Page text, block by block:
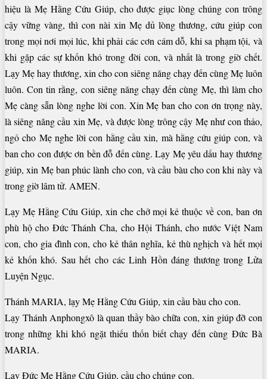
hiệu là Mẹ Hằng Cứu Giúp, cho được giục lòng chúng con trông
cậy vững vàng, thì con nài xin Mẹ dủ lòng thương, cứu giúp con
trong mọi nơi mọi lúc, khi phải các cơn cám dỗ, khi sa phạm tội, và
khi gặp các sự khốn khó trong đời con, và nhất là trong giờ chết.
Lạy Mẹ hay thương, xin cho con siêng năng chạy đến cùng Mẹ luôn
luôn. Con tin rằng, con siêng năng chạy đến cùng Mẹ, thì làm cho
Mẹ càng sẵn lòng nghe lời con. Xin Mẹ ban cho con ơn trọng này,
là siêng năng cầu xin Mẹ, và được lòng trông cậy Mẹ như con thảo,
ngỏ cho Mẹ nghe lời con hằng cầu xin, mà hằng cứu giúp con, và
ban cho con được ơn bền đỗ đến cùng. Lạy Mẹ yêu dấu hay thương
giúp, xin Mẹ ban phúc lành cho con, và cầu bàu cho con khi này và
trong giờ lâm tử. AMEN.
Lạy Mẹ Hằng Cứu Giúp, xin che chở mọi kẻ thuộc về con, ban ơn
phù hộ cho Đức Thánh Cha, cho Hội Thánh, cho nước Việt Nam
con, cho gia đình con, cho kẻ thân nghĩa, kẻ thù nghịch và hết mọi
kẻ khốn khó. Sau hết cho các Linh Hồn đáng thương trong Lửa
Luyện Ngục.
Thánh MARIA, lạy Mẹ Hằng Cứu Giúp, xin cầu bàu cho con.
Lạy Thánh Anphongxô là quan thầy bào chữa con, xin giúp đỡ con
trong những khi khó ngặt thiếu thốn biết chạy đến cùng Đức Bà
MARIA.
Lạy Đức Mẹ Hằng Cứu Giúp, cầu cho chúng con.